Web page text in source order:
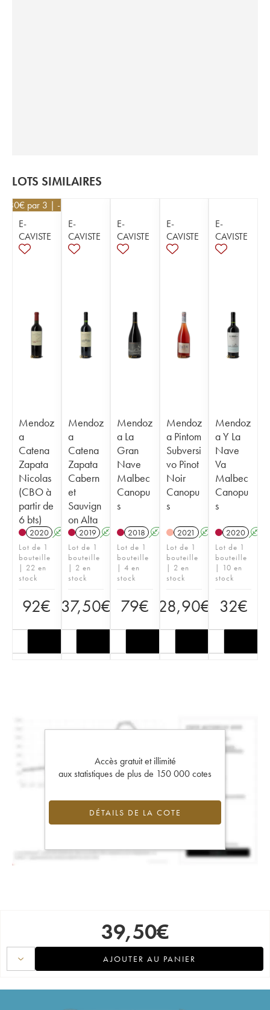
LOTS SIMILAIRES
€ par 3 | -10%
E-
CAVISTE
Mendoz
a
Catena
Zapata
Nicolas
(CBO à
partir de
6 bts)
2020 A KT
Lot de 1
bouteille
| 22 en
stock
92€
E-
CAVISTE
Mendoz
a
Catena
Zapata
Cabern
et
Sauvign
on Alta
2019 A K
Lot de 1
bouteille
| 2 en
stock
37,50€
E-
CAVISTE
Mendoz
a La
Gran
Nave
Malbec
Canopu
s
2018 A K
Lot de 1
bouteille
| 4 en
stock
79€
E-
CAVISTE
Mendoz
a Pintom
Subversi
vo Pinot
Noir
Canopu
s
2021 A K
Lot de 1
bouteille
| 2 en
stock
28,90€
E-
CAVISTE
Mendoz
a Y La
Nave
Va
Malbec
Canopu
s
2020 A
Lot de 1
bouteille
| 10 en
stock
32€
Accès gratuit et illimité
aux statistiques de plus de 150 000 cotes
DÉTAILS DE LA COTE
39,50€
AJOUTER AU PANIER